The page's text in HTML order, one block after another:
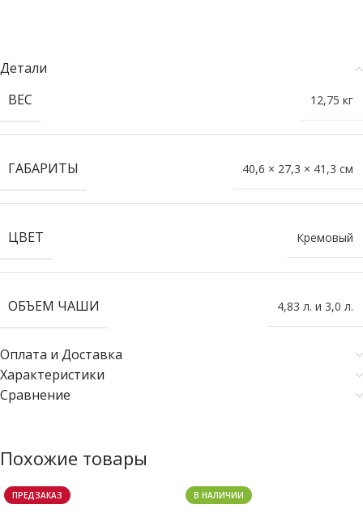
Детали
ВЕС
12,75 кг
ГАБАРИТЫ 40,6 × 27,3 × 41,3 см
ЦВЕТ Кремовый
ОБЪЕМ ЧАШИ 4,83 л. и 3,0 л.
Оплата и Доставка
Характеристики
Сравнение
Похожие товары
ПРЕДЗАКАЗ В НАЛИЧИИ